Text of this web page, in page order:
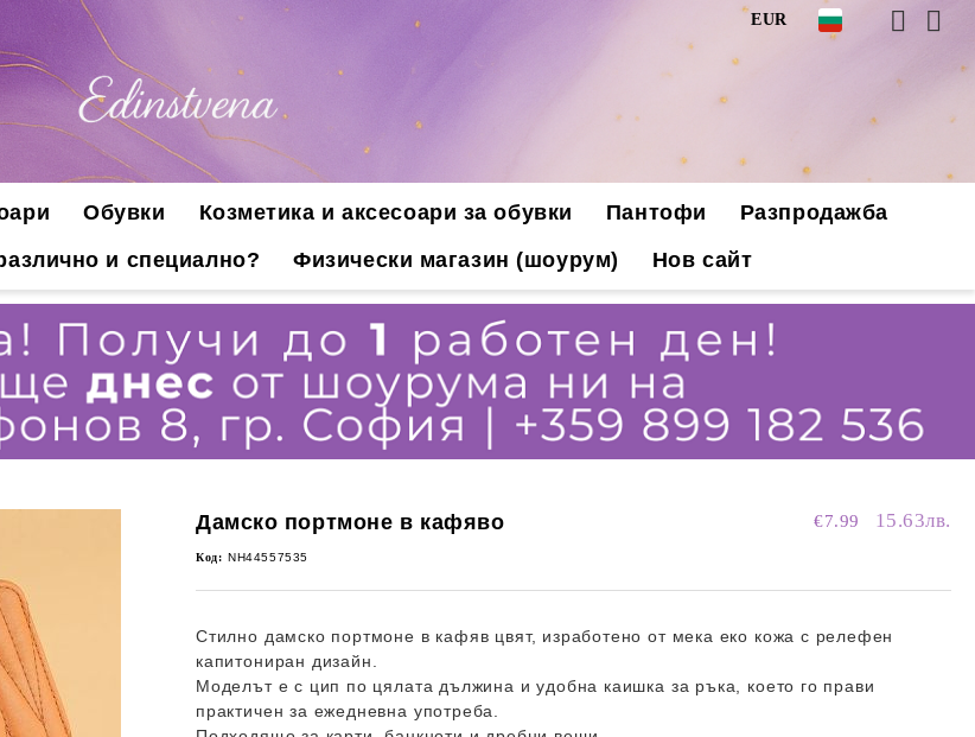
EUR
Обувки Козметика и аксесоари за обувки Пантофи
Разпродажба
и специално? Физически магазин (шоурум) Нов сайт
Дамско портмоне в кафяво €7.99 15.63лв.
Код: NH44557535
Стилно дамско портмоне в кафяв цвят, изработено от мека еко кожа с релефен
капитониран дизайн.
Моделът е с цип по цялата дължина и удобна каишка за ръка, което го прави
практичен за ежедневна употреба.